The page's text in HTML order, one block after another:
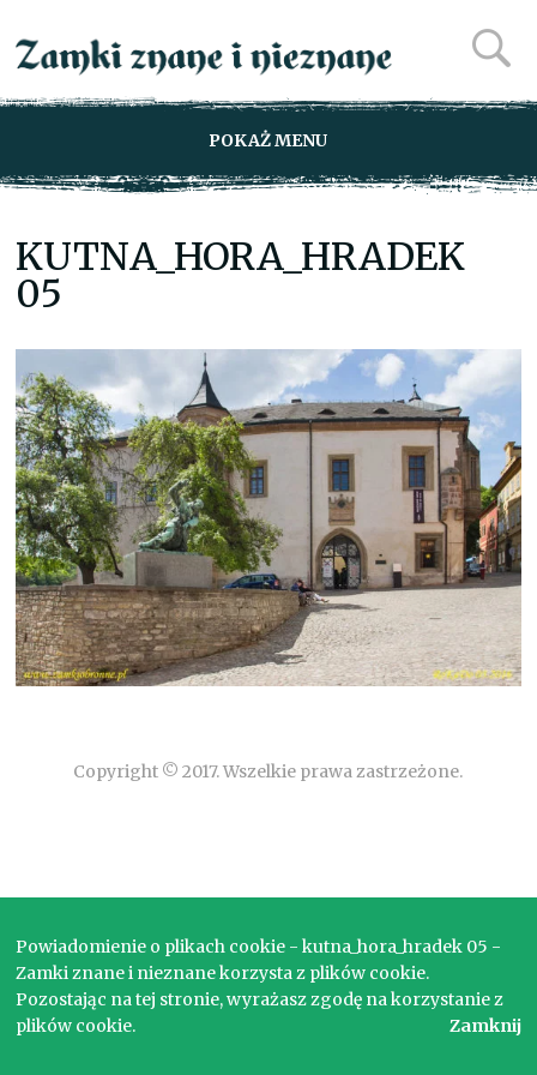
POKAŻ MENU
KUTNA_HORA_HRADEK
05
Copyright © 2017. Wszelkie prawa zastrzeżone.
Powiadomienie o plikach cookie - kutna_hora_hradek 05 -
Zamki znane i nieznane korzysta z plików cookie.
Pozostając na tej stronie, wyrażasz zgodę na korzystanie z
plików cookie.
Zamknij